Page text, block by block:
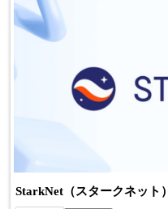
StarkNet（スタークネット）